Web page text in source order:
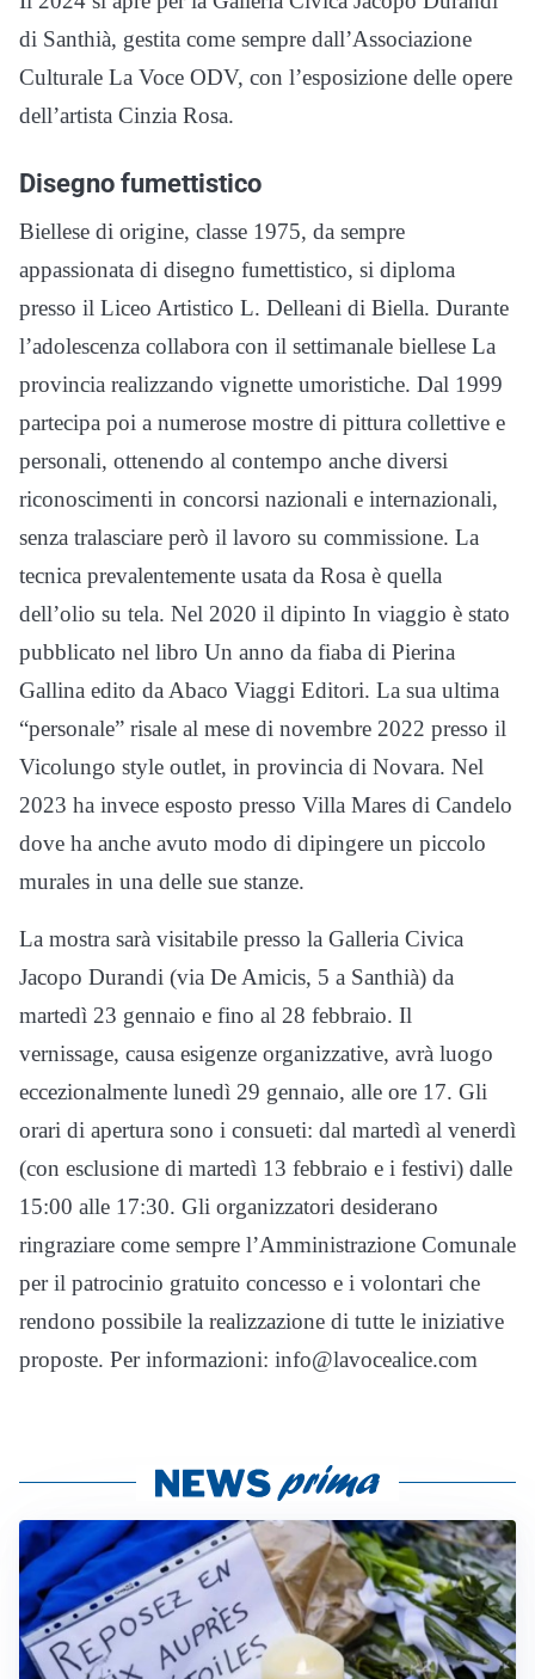
di Santhià, gestita come sempre dall’Associazione
Culturale La Voce ODV, con l’esposizione delle opere
dell’artista Cinzia Rosa.
Disegno fumettistico
Biellese di origine, classe 1975, da sempre
appassionata di disegno fumettistico, si diploma
presso il Liceo Artistico L. Delleani di Biella. Durante
l’adolescenza collabora con il settimanale biellese La
provincia realizzando vignette umoristiche. Dal 1999
partecipa poi a numerose mostre di pittura collettive e
personali, ottenendo al contempo anche diversi
riconoscimenti in concorsi nazionali e internazionali,
senza tralasciare però il lavoro su commissione. La
tecnica prevalentemente usata da Rosa è quella
dell’olio su tela. Nel 2020 il dipinto In viaggio è stato
pubblicato nel libro Un anno da fiaba di Pierina
Gallina edito da Abaco Viaggi Editori. La sua ultima
“personale” risale al mese di novembre 2022 presso il
Vicolungo style outlet, in provincia di Novara. Nel
2023 ha invece esposto presso Villa Mares di Candelo
dove ha anche avuto modo di dipingere un piccolo
murales in una delle sue stanze.
La mostra sarà visitabile presso la Galleria Civica
Jacopo Durandi (via De Amicis, 5 a Santhià) da
martedì 23 gennaio e fino al 28 febbraio. Il
vernissage, causa esigenze organizzative, avrà luogo
eccezionalmente lunedì 29 gennaio, alle ore 17. Gli
orari di apertura sono i consueti: dal martedì al venerdì
(con esclusione di martedì 13 febbraio e i festivi) dalle
15:00 alle 17:30. Gli organizzatori desiderano
ringraziare come sempre l’Amministrazione Comunale
per il patrocinio gratuito concesso e i volontari che
rendono possibile la realizzazione di tutte le iniziative
proposte. Per informazioni: info@lavocealice.com